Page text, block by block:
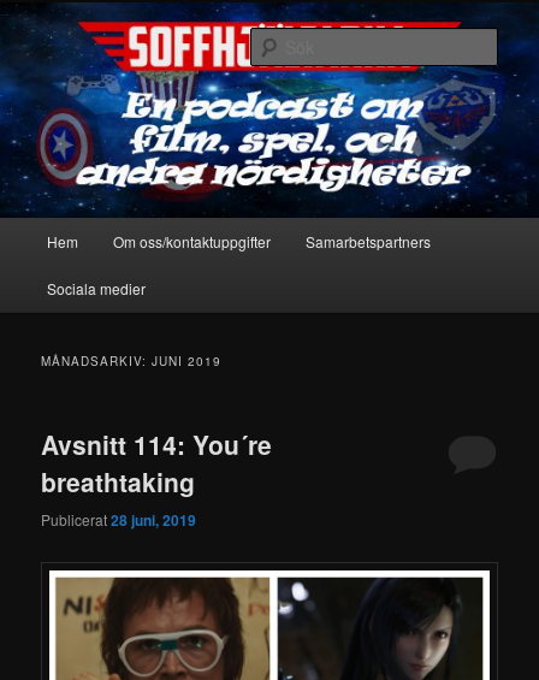
Hoppa
primärt
innehåll
Hoppa
sekundärt
innehållSoffhjältarna
En podcast om film, spel & andra nördigheter
Sök
Hem Om oss/kontaktuppgifter Samarbetspartners
Sociala medier
MÅNADSARKIV:JUNI 2019
Avsnitt 114: You´re
breathtaking
Publicerat28 juni, 2019